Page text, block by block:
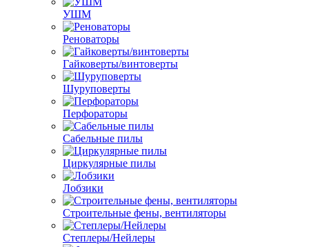
УШМ
Реноваторы
Гайковерты/винтоверты
Шуруповерты
Перфораторы
Сабельные пилы
Циркулярные пилы
Лобзики
Строительные фены, вентиляторы
Степлеры/Нейлеры